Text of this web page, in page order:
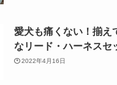
愛犬も痛くない！揃え
なリード・ハーネスセ
2022年4月16日